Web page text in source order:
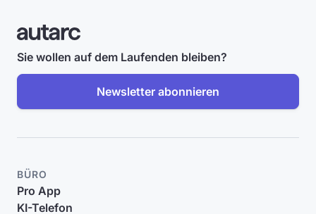
Sie wollen auf dem Laufenden bleiben?
Newsletter abonnieren
BÜRO
Pro App
KI-Telefon